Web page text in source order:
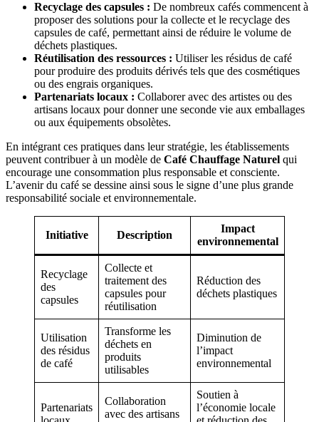
Recyclage des capsules : De nombreux cafés commencent à
proposer des solutions pour la collecte et le recyclage des
capsules de café, permettant ainsi de réduire le volume de
déchets plastiques.
Réutilisation des ressources : Utiliser les résidus de café
pour produire des produits dérivés tels que des cosmétiques
ou des engrais organiques.
Partenariats locaux : Collaborer avec des artistes ou des
artisans locaux pour donner une seconde vie aux emballages
ou aux équipements obsolètes.
En intégrant ces pratiques dans leur stratégie, les établissements
peuvent contribuer à un modèle de Café Chauffage Naturel qui
encourage une consommation plus responsable et consciente.
L’avenir du café se dessine ainsi sous le signe d’une plus grande
responsabilité sociale et environnementale.
Initiative Description
Impact
environnemental
Recyclage
des
capsules
Collecte et
traitement des
capsules pour
réutilisation
Réduction des
déchets plastiques
Utilisation
des résidus
de café
Transforme les
déchets en
produits
utilisables
Diminution de
l’impact
environnemental
Partenariats
Collaboration
avec des artisans
Soutien à
l’économie locale